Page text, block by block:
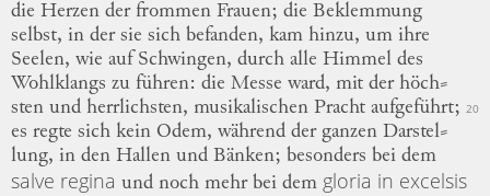
die Herzen der frommen Frauen; die Beklemmung
selbst, in der sie sich befanden, kam hinzu, um ihre
Seelen, wie auf Schwingen, durch alle Himmel des
Wohlklangs zu führen: die Messe ward, mit der höch⸗
sten und herrlichsten, musikalischen Pracht aufgeführt; 20
es regte sich kein Odem, während der ganzen Darstel⸗
lung, in den Hallen und Bänken; besonders bei dem
salve regina und noch mehr bei dem gloria in excelsis